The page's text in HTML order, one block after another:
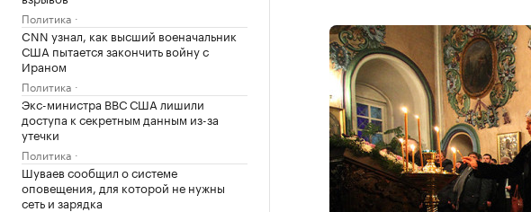
Политика
CNN узнал, как высший военачальник
США пытается закончить войну с
Ираном
Политика
Экс-министра ВВС США лишили
доступа к секретным данным из-за
утечки
Политика
Шуваев сообщил о системе
оповещения, для которой не нужны
сеть и зарядка